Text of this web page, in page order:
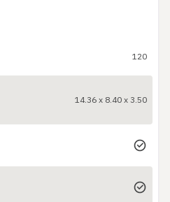
120
14.36 x 8.40 x 3.50